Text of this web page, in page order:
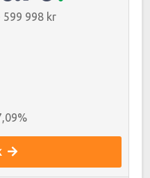
599 998 kr